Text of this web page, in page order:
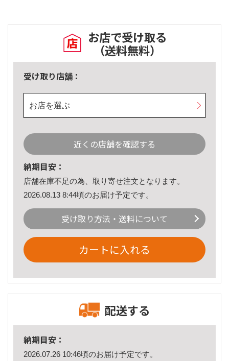
お店で受け取る
（送料無料）
受け取り店舗：
お店を選ぶ
近くの店舗を確認する
納期目安：
店舗在庫不足の為、取り寄せ注文となります。
2026.08.13 8:44頃のお届け予定です。
受け取り方法・送料について
カートに入れる
配送する
納期目安：
2026.07.26 10:46頃のお届け予定です。